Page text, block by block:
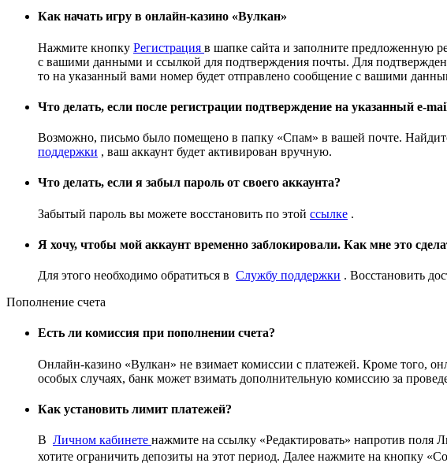
Как начать игру в онлайн-казино «Вулкан»
Нажмите кнопку Регистрация в шапке сайта и заполните предложенную
с вашими данными и ссылкой для подтверждения почты. Для
то на указанный вами номер будет отправлено сообщение с вашими
Что делать, если после регистрации подтверждение на указанный e-
Возможно, письмо было помещено в папку «Спам» в вашей почте.
поддержки , ваш аккаунт будет активирован вручную.
Что делать, если я забыл пароль от своего аккаунта?
Забытый пароль вы можете восстановить по этой ссылке .
Я хочу, чтобы мой аккаунт временно заблокировали. Как мне это
Для этого необходимо обратиться в Службу поддержки . Восстановить
Пополнение счета
Есть ли комиссия при пополнении счета?
Онлайн-казино «Вулкан» не взимает комиссии с платежей. Кроме того,
особых случаях, банк может взимать дополнительную комиссию за
Как установить лимит платежей?
В Личном кабинете нажмите на ссылку «Редактировать» напротив
хотите ограничить депозиты на этот период. Далее нажмите на кнопку